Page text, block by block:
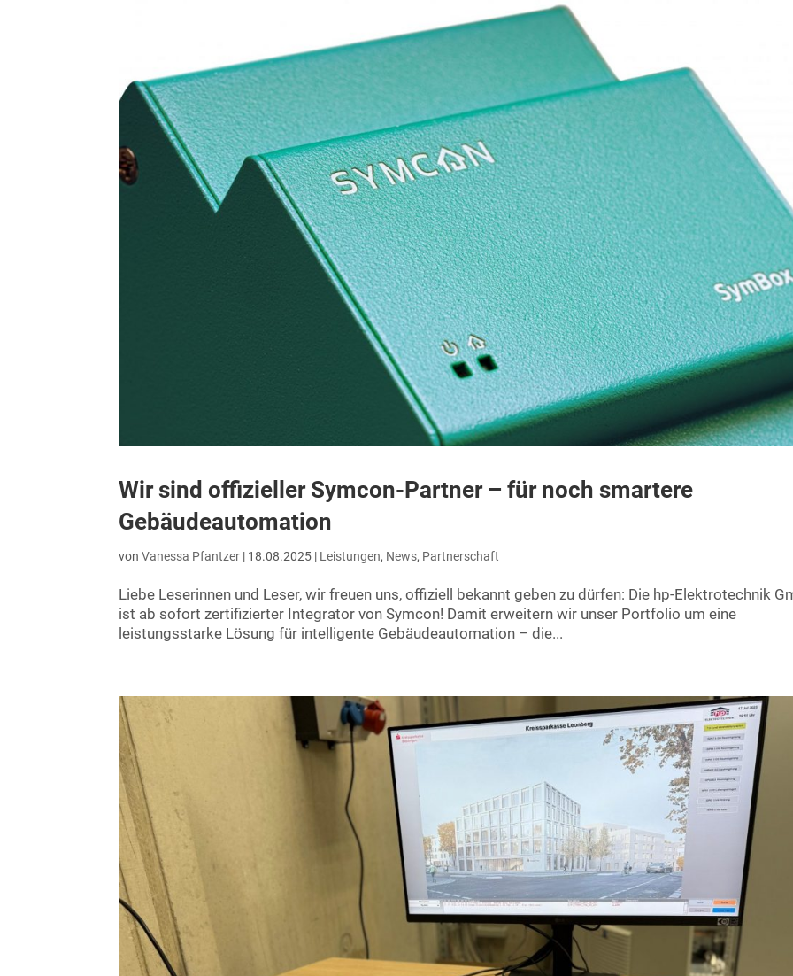
Wir sind offizieller Symcon-Partner – für noch smartere
Gebäudeautomation
vonVanessa Pfantzer | 18.08.2025 | Leistungen, News, Partnerschaft
Liebe Leserinnen und Leser, wir freuen uns, offiziell bekannt geben zu dürfen: Die hp-Elektrotechnik
ist ab sofort zertifizierter Integrator von Symcon! Damit erweitern wir unser Portfolio um eine
leistungsstarke Lösung für intelligente Gebäudeautomation – die...